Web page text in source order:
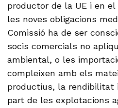
productor de la UE i en
les noves obligacions
Comissió ha de ser
socis comercials no
ambiental, o les
compleixen amb els
productius, la rendibilitat
part de les explotacions